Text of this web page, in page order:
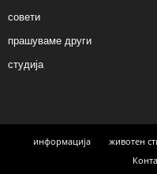
совети
прашуваме други
студија
информација животен